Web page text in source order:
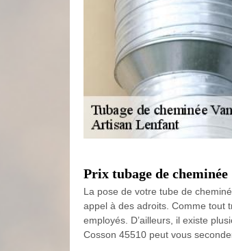
Prix tubage de cheminée
La pose de votre tube de
appel à des adroits. Comme tout
employés. D’ailleurs, il existe
Cosson 45510 peut vous